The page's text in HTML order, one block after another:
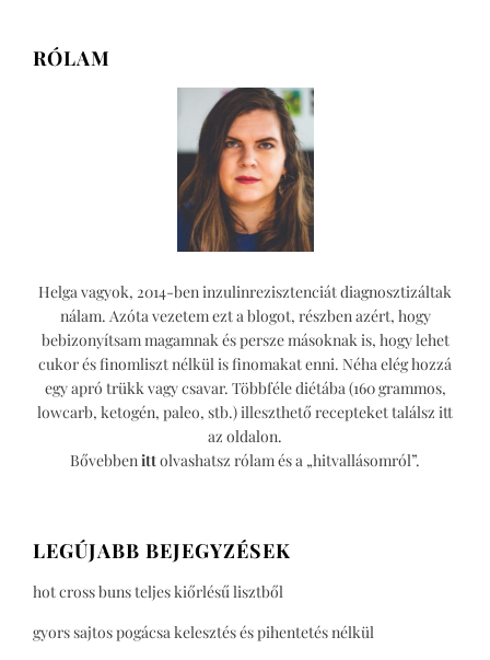
RÓLAM
Helga vagyok, 2014-ben inzulinrezisztenciát diagnosztizáltak
nálam. Azóta vezetem ezt a blogot, részben azért, hogy
bebizonyítsam magamnak és persze másoknak is, hogy lehet
cukor és finomliszt nélkül is finomakat enni. Néha elég hozzá
egy apró trükk vagy csavar. Többféle diétába (160 grammos,
lowcarb, ketogén, paleo, stb.) illeszthető recepteket találsz itt
az oldalon.
Bővebben ittolvashatsz rólam és a „hitvallásomról”.
LEGÚJABB BEJEGYZÉSEK
hot cross buns teljes kiőrlésű lisztből
gyors sajtos pogácsa kelesztés és pihentetés nélkül